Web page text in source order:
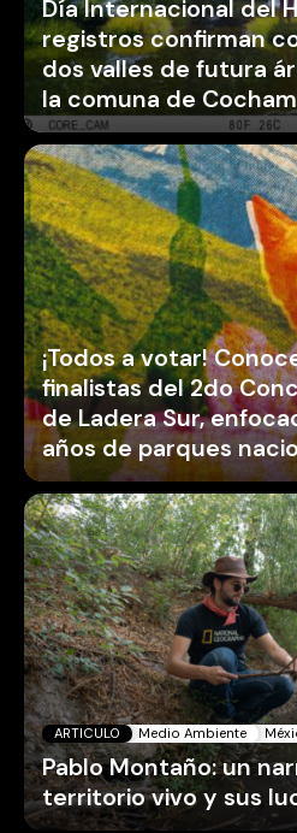
Día Internacional del
registros confirman
dos valles de futura
la comuna de
¡Todos a votar!
finalistas del 2do
de Ladera Sur,
años de parques
ARTICULO Medio Ambiente
Pablo Montaño: un
territorio vivo y sus